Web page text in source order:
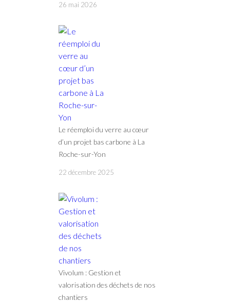
26 mai 2026
Le réemploi du verre au cœur
d’un projet bas carbone à La
Roche-sur-Yon
22 décembre 2025
Vivolum : Gestion et
valorisation des déchets de nos
chantiers